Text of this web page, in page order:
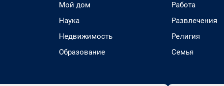
Мой дом
Наука
Недвижимость
Образование
Работа
Развлечения
Религия
Семья